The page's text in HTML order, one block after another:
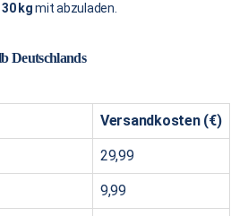
30 kgmit abzuladen.
Deutschlands
Versandkosten (€)
29,99
9,99